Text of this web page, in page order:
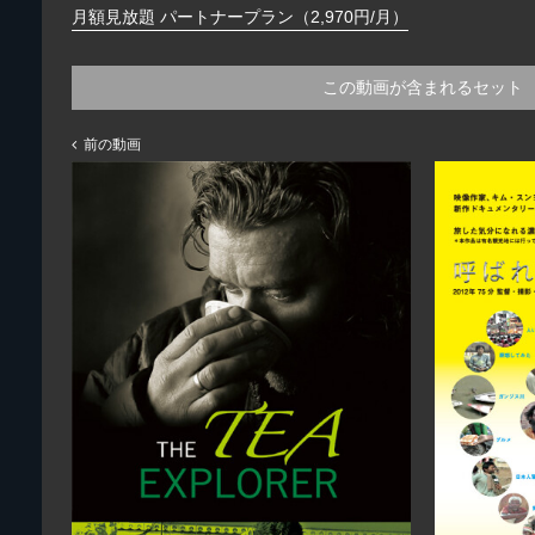
月額見放題 パートナープラン（2,970円/月）
この動画が含まれるセット
前の動画